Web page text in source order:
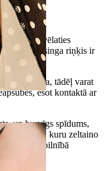
bet nevēlaties
pīrsinga riņķis ir
karātu zelta, tādēļ varat
esot kontaktā ar
un burvīgs spīdums,
izvēlēties, kuru zeltaino
riņķi, kas pilnībā